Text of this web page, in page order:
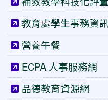
教育處學生事務資
營養午餐
ECPA 人事服務網
品德教育資源網